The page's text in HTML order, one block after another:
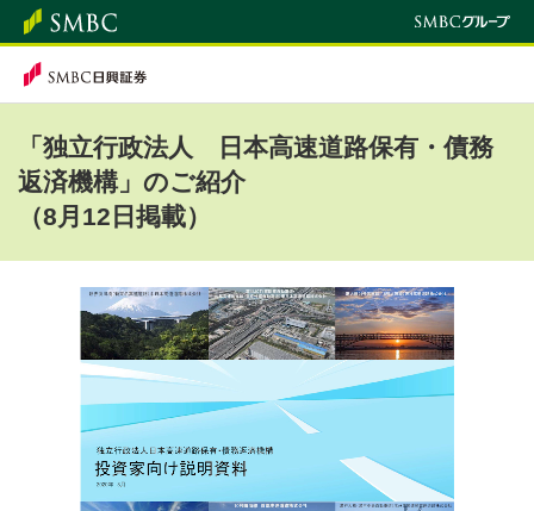
「独立行政法人 日本高速道路保有・債務
返済機構」のご紹介
（8月12日掲載）